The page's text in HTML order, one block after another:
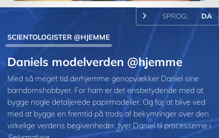
SPROG: DA
SCIENTOLOGISTER @HJEMME
Daniels modelverden @hjemme
Med så meget tid derhjemme genopvækker Daniel sine
barndomshobbyer. For ham er det ensbetydende med at
bygge nogle detaljerede papirmodeller. Og for at blive ved
med at bygge en fremtid på trods af bekymringer over den
virkelige verdens begivenheder, tyer Daniel til processerne i